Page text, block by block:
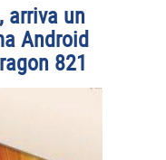
arriva un
Android
821